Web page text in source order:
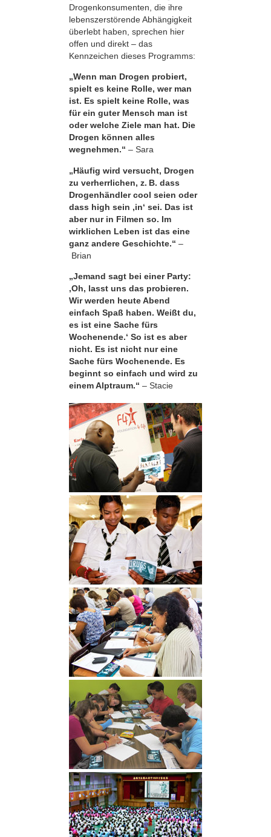
Drogenkonsumenten, die ihre
lebens­zerstörende Abhängigkeit
überlebt haben, sprechen hier
offen und direkt – das
Kennzeichen dieses Programms:
„Wenn man Drogen probiert,
spielt es keine Rolle, wer man
ist. Es spielt keine Rolle, was
für ein guter Mensch man ist
oder welche Ziele man hat. Die
Drogen können alles
wegnehmen.“ – Sara
„Häufig wird versucht, Drogen
zu verherrlichen, z. B. dass
Drogenhändler cool seien oder
dass high sein ,in‘ sei. Das ist
aber nur in Filmen so. Im
wirklichen Leben ist das eine
ganz andere Geschichte.“ –
Brian
„Jemand sagt bei einer Party:
‚Oh, lasst uns das probieren.
Wir werden heute Abend
einfach Spaß haben. Weißt du,
es ist eine Sache fürs
Wochenende.‘ So ist es aber
nicht. Es ist nicht nur eine
Sache fürs Wochenende. Es
beginnt so einfach und wird zu
einem Alptraum.“ – Stacie